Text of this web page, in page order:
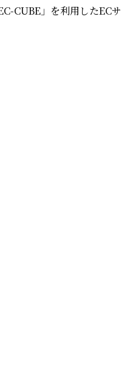
CUBE」を利用したECサ